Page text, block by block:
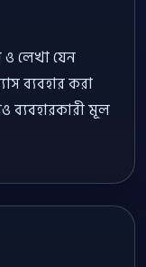
ও লেখা যেন
ব্যবহার করা
ব্যবহারকারী মূল